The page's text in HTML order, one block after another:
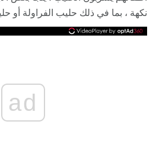
نكهة ، بما في ذلك حليب الفراولة أو
ad